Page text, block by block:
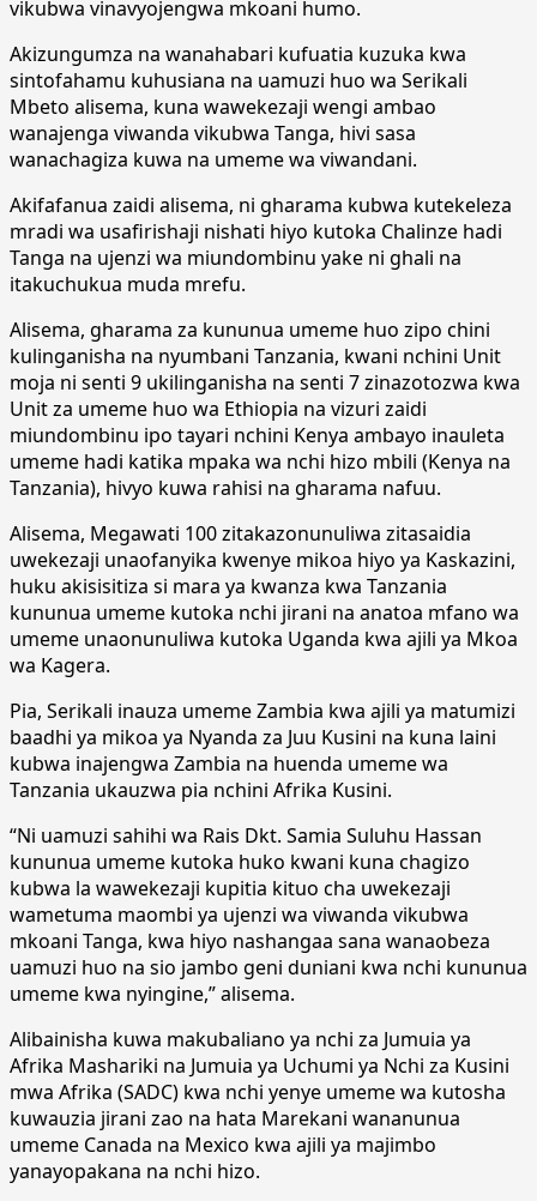
vikubwa vinavyojengwa mkoani humo.
Akizungumza na wanahabari kufuatia kuzuka kwa
sintofahamu kuhusiana na uamuzi huo wa Serikali
Mbeto alisema, kuna wawekezaji wengi ambao
wanajenga viwanda vikubwa Tanga, hivi sasa
wanachagiza kuwa na umeme wa viwandani.
Akifafanua zaidi alisema, ni gharama kubwa kutekeleza
mradi wa usafirishaji nishati hiyo kutoka Chalinze hadi
Tanga na ujenzi wa miundombinu yake ni ghali na
itakuchukua muda mrefu.
Alisema, gharama za kununua umeme huo zipo chini
kulinganisha na nyumbani Tanzania, kwani nchini Unit
moja ni senti 9 ukilinganisha na senti 7 zinazotozwa kwa
Unit za umeme huo wa Ethiopia na vizuri zaidi
miundombinu ipo tayari nchini Kenya ambayo inauleta
umeme hadi katika mpaka wa nchi hizo mbili (Kenya na
Tanzania), hivyo kuwa rahisi na gharama nafuu.
Alisema, Megawati 100 zitakazonunuliwa zitasaidia
uwekezaji unaofanyika kwenye mikoa hiyo ya Kaskazini,
huku akisisitiza si mara ya kwanza kwa Tanzania
kununua umeme kutoka nchi jirani na anatoa mfano wa
umeme unaonunuliwa kutoka Uganda kwa ajili ya Mkoa
wa Kagera.
Pia, Serikali inauza umeme Zambia kwa ajili ya matumizi
baadhi ya mikoa ya Nyanda za Juu Kusini na kuna laini
kubwa inajengwa Zambia na huenda umeme wa
Tanzania ukauzwa pia nchini Afrika Kusini.
“Ni uamuzi sahihi wa Rais Dkt. Samia Suluhu Hassan
kununua umeme kutoka huko kwani kuna chagizo
kubwa la wawekezaji kupitia kituo cha uwekezaji
wametuma maombi ya ujenzi wa viwanda vikubwa
mkoani Tanga, kwa hiyo nashangaa sana wanaobeza
uamuzi huo na sio jambo geni duniani kwa nchi kununua
umeme kwa nyingine,” alisema.
Alibainisha kuwa makubaliano ya nchi za Jumuia ya
Afrika Mashariki na Jumuia ya Uchumi ya Nchi za Kusini
mwa Afrika (SADC) kwa nchi yenye umeme wa kutosha
kuwauzia jirani zao na hata Marekani wananunua
umeme Canada na Mexico kwa ajili ya majimbo
yanayopakana na nchi hizo.